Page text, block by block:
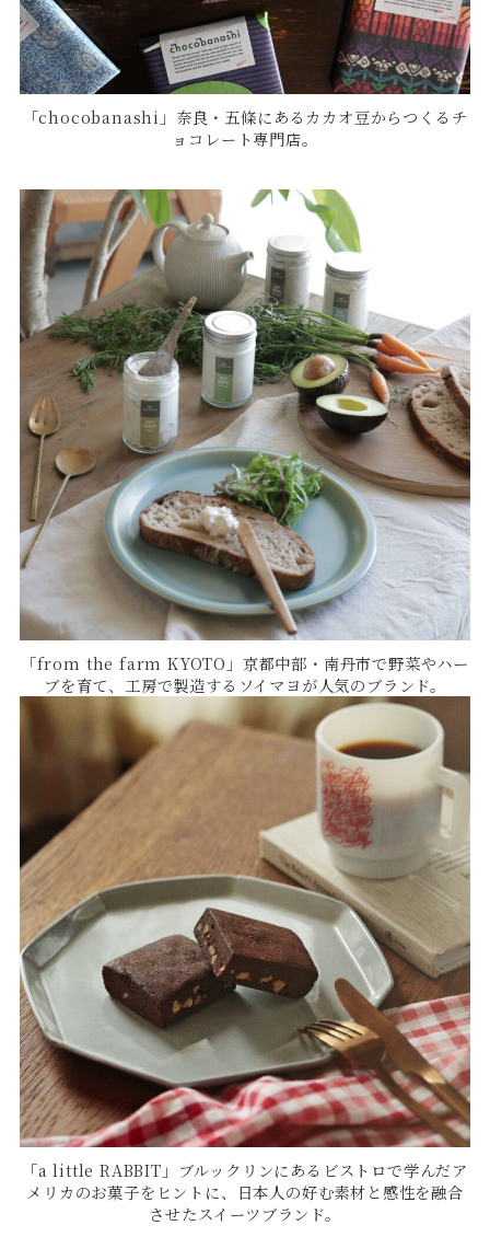
「chocobanashi」奈良・五條にあるカカオ豆からつくるチ
ョコレート専門店。
「from the farm KYOTO」京都中部・南丹市で野菜やハー
ブを育て、工房で製造するソイマヨが人気のブランド。
「a little RABBIT」ブルックリンにあるビストロで学んだア
メリカのお菓子をヒントに、日本人の好む素材と感性を融合
させたスイーツブランド。